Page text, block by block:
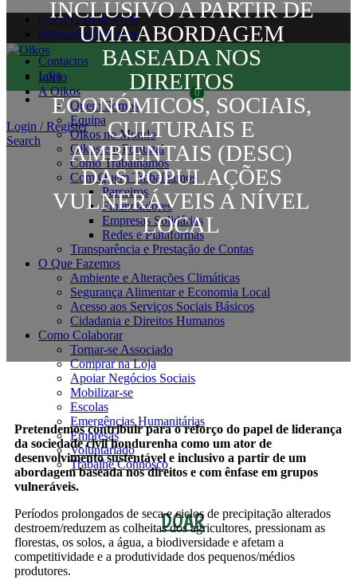
(+351) 218 823 630
oikos.sec@oikos.pt
Contactos
Loja
0
Login / Register
Search
Início
A Oikos
Quem Somos
Equipa
Oikos no Mundo
Oikos em Portugal
Como Trabalhamos
Com Quem Trabalhamos
Parceiros
Financiadores
Empresas Solidárias
Redes e Plataformas
Transparência e Prestação de Contas
O Que Fazemos
Ambiente e Alterações Climáticas
Segurança Alimentar e Economia Local
Acesso aos Serviços Sociais Básicos
Cidadania e Direitos Humanos
Como Colaborar
Tornar-se Associado
Comprar na Loja
Apoiar Negócios Sociais
Mobilizar-se
Escolas
Emergências Humanitárias
Empresas
Voluntariado
Trabalhe Connosco
DOAR
INCLUSIVO A PARTIR DE
UMA ABORDAGEM
BASEADA NOS
DIREITOS
ECONÓMICOS, SOCIAIS,
CULTURAIS E
AMBIENTAIS (DESC)
DAS POPULAÇÕES
VULNERÁVEIS A NÍVEL
LOCAL
Pretendemos contribuir para o reforço do papel de liderança
da sociedade civil hondurenha como um ator de
desenvolvimento sustentável e inclusivo a partir de um
abordagem baseada nos direitos e com ênfase em grupos
vulneráveis.
Períodos prolongados de seca e ciclos de precipitação alterados
destroem/reduzem as colheitas dos agricultores, pressionam as
florestas, os solos, a água, a biodiversidade e afetam a
competitividade e a produtividade dos pequenos/médios
produtores.